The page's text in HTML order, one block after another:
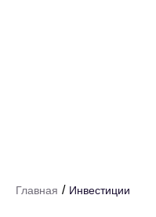
Главная / Инвестиции